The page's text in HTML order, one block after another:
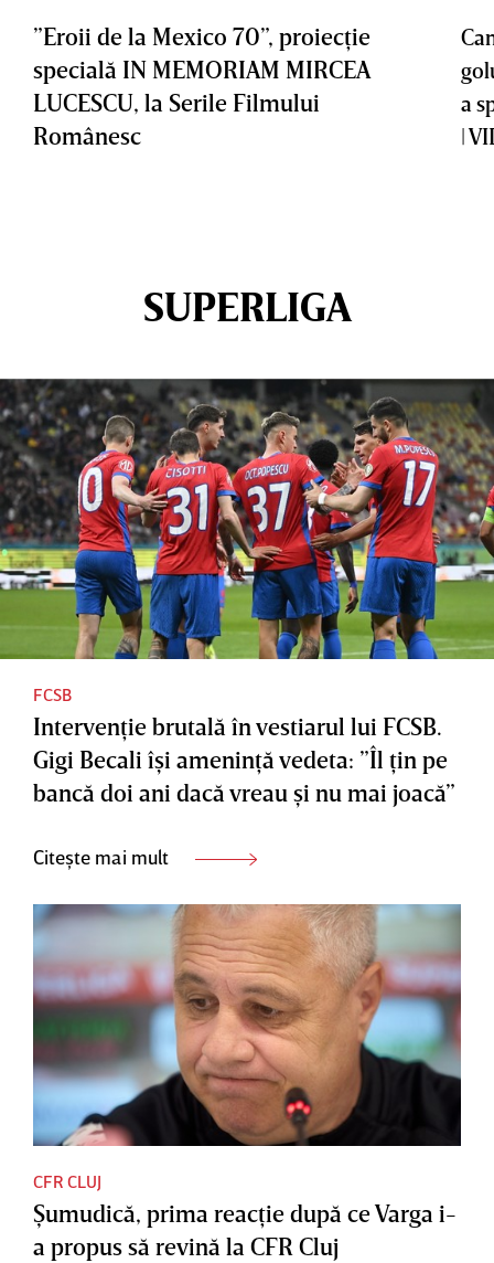
”Eroii de la Mexico 70”, proiecţie
specială IN MEMORIAM MIRCEA
LUCESCU, la Serile Filmului
Românesc
a
|
SUPERLIGA
FCSB
Intervenţie brutală în vestiarul lui FCSB.
Gigi Becali îşi ameninţă vedeta: ”Îl ţin pe
bancă doi ani dacă vreau şi nu mai joacă”
Citește mai mult
CFR CLUJ
Şumudică, prima reacţie după ce Varga i-
a propus să revină la CFR Cluj